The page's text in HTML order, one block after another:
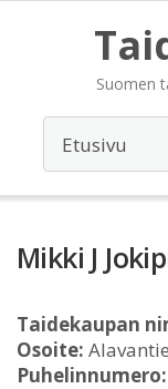
Suomen
Mikki J
Taidekaupan
Osoite:
Puhelinnumero: